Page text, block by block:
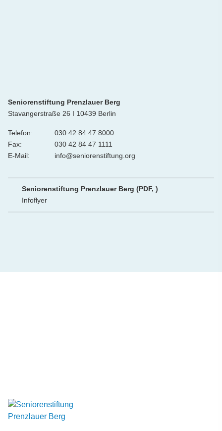
Seniorenstiftung Prenzlauer Berg
Stavangerstraße 26 I 10439 Berlin
Telefon:
030 42 84 47 8000
Fax:
030 42 84 47 1111
E-Mail:
info@seniorenstiftung.org
Seniorenstiftung Prenzlauer Berg (PDF, )
Infoflyer